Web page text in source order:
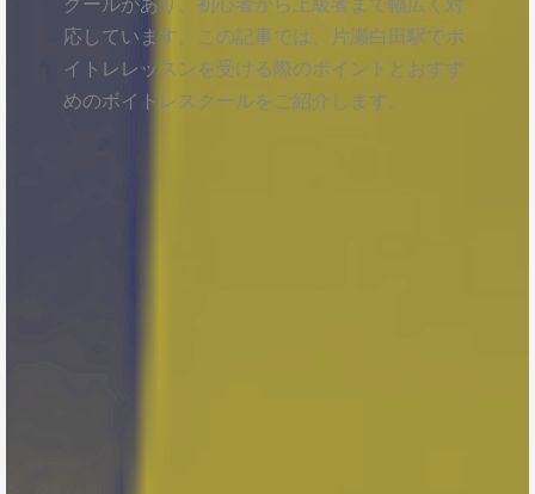
応しています。この記事では、片瀬白田駅でボ
イトレレッスンを受ける際のポイントとおすす
めのボイトレスクールをご紹介します。